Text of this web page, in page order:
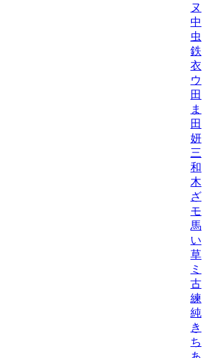
ヌ
中
虫
鉄/
衣/
ウ
田
ま
田
妍/
三
和
木
ざ
モ
馬
い
草
ミ
古
練/
純/
き
ち